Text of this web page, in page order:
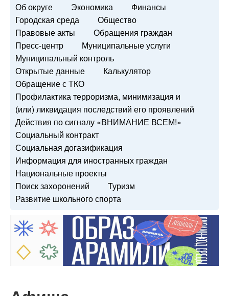
Об округе Экономика
Финансы
Городская среда
Общество
Правовые акты
Обращения граждан
Пресс-центр
Муниципальные услуги
Муниципальный контроль
Открытые данные
Калькулятор
Обращение с ТКО
Профилактика терроризма, минимизация и
(или) ликвидация последствий его проявлений
Действия по сигналу «ВНИМАНИЕ ВСЕМ!»
Социальный контракт
Социальная догазификация
Информация для иностранных граждан
Национальные проекты
Поиск захоронений
Туризм
Развитие школьного спорта